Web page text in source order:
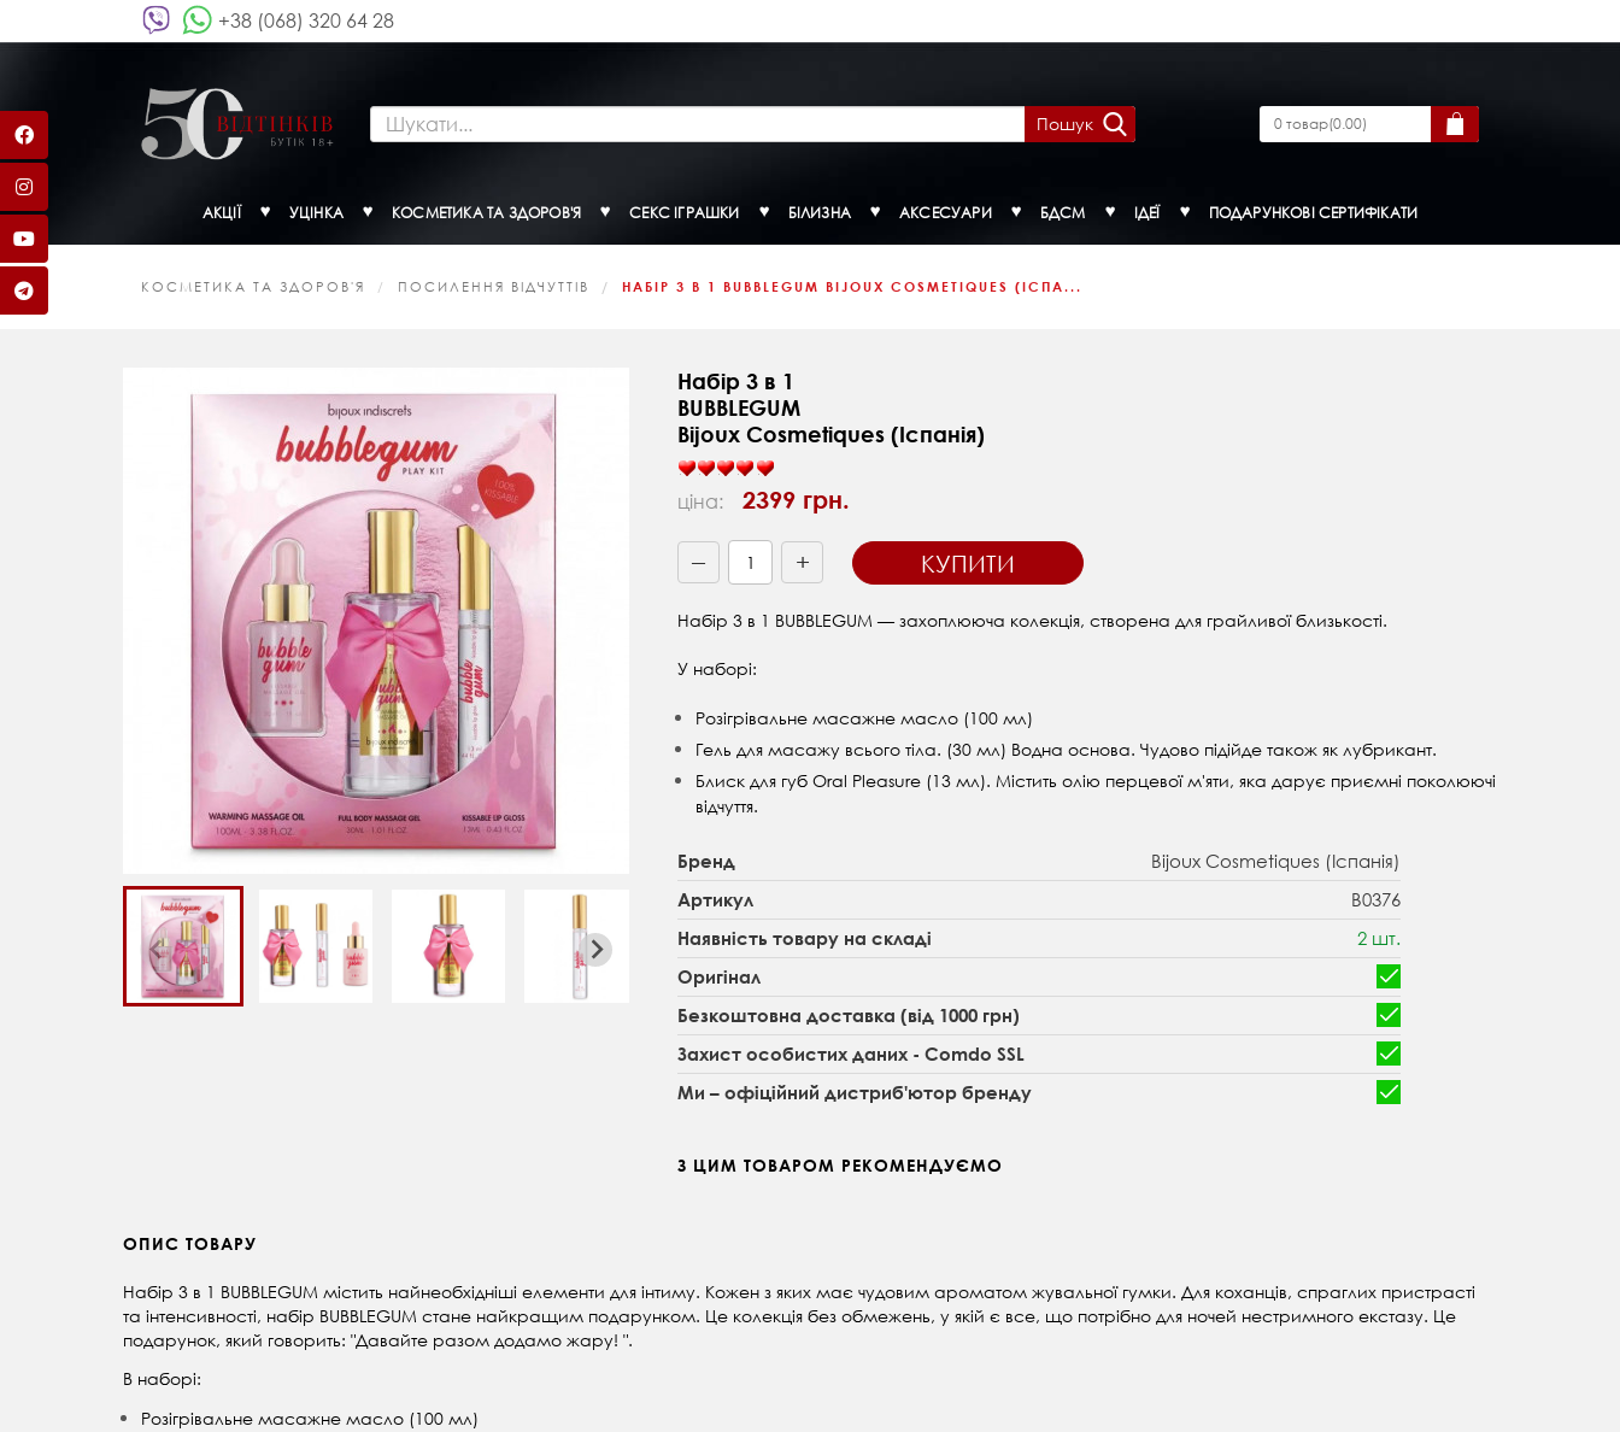
+38 (068) 320 64 28
Пошук 0товар(0.00)
АКЦІЇ УЦІНКА КОСМЕТИКА ТА ЗДОРОВ'Я СЕКС ІГРАШКИ БІЛИЗНА АКСЕСУАРИ БДСМ ІДЕЇ ПОДАРУНКОВІ СЕРТИФІКАТИ
КОСМЕТИКА ТА ЗДОРОВ'Я ПОСИЛЕННЯ ВІДЧУТТІВ НАБІР 3 В 1 BUBBLEGUM BIJOUX COSMETIQUES (ІСПА...
Набір 3 в 1
BUBBLEGUM
Bijoux Cosmetiques (Іспанія)
ціна: 2399 грн.
— + КУПИТИ
Набір 3 в 1 BUBBLEGUM — захоплююча колекція, створена для грайливої близькості.
У наборі:
Розігрівальне масажне масло (100 мл)
Гель для масажу всього тіла. (30 мл) Водна основа. Чудово підійде також як лубрикант.
Блиск для губ Oral Pleasure (13 мл). Містить олію перцевої м'яти, яка дарує приємні поколюючі
відчуття.
Бренд Bijoux Cosmetiques (Іспанія)
Артикул B0376
Наявність товару на складі 2 шт.
Оригінал
Безкоштовна доставка (від 1000 грн)
Захист особистих даних - Comdo SSL
Ми – офіційний дистриб'ютор бренду
З ЦИМ ТОВАРОМ РЕКОМЕНДУЄМО
ОПИС ТОВАРУ
Набір 3 в 1 BUBBLEGUM містить найнеобхідніші елементи для інтиму. Кожен з яких має чудовим ароматом жувальної гумки. Для коханців, спраглих пристрасті
та інтенсивності, набір BUBBLEGUM стане найкращим подарунком. Це колекція без обмежень, у якій є все, що потрібно для ночей нестримного екстазу. Це
подарунок, який говорить: "Давайте разом додамо жару! ".
В наборі:
Розігрівальне масажне масло (100 мл)